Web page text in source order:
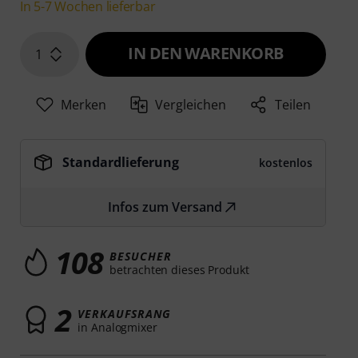
In 5-7 Wochen lieferbar
1 IN DEN WARENKORB
Merken Vergleichen Teilen
Standardlieferung kostenlos
Infos zum Versand
108 BESUCHER
betrachten dieses Produkt
2 VERKAUFSRANG
in Analogmixer